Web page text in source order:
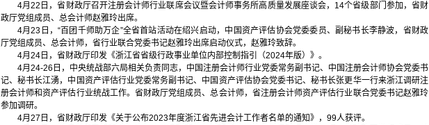
4月22日，省财政厅召开注册会计师行业联席会议暨会计师事务所高质量发展座谈会，14个省级部门参加，省财
政厅党组成员、总会计师赵雅玲出席。
4月23日，“百团千师助万企”全省首站活动在绍兴启动，中国资产评估协会党委委员、副秘书长李静波，省财政
厅党组成员、总会计师，省行业联合党委书记赵雅玲出席启动仪式，赵雅玲致辞。
4月24日，省财政厅印发《浙江省省级行政事业单位内部控制指引（2024年版）》。
4月24-26日，中央统战部六局相关负责同志，中国注册会计师行业党委常务副书记、中国注册会计师协会党委书
记、秘书长江湧，中国资产评估行业党委常务副书记、中国资产评估协会党委书记、秘书长张更华一行来浙江调研注
册会计师和资产评估行业统战工作。省财政厅党组成员、总会计师，省注册会计师资产评估行业联合党委书记赵雅玲
参加调研。
4月27日，省财政厅印发《关于公布2023年度浙江省先进会计工作者名单的通知》，99人获评。